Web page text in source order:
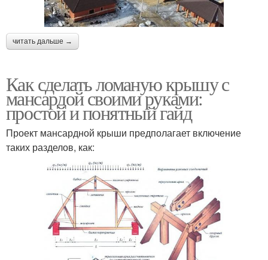
читать дальше →
Как сделать ломаную крышу с
мансардой своими руками:
простой и понятный гайд
Проект мансардной крыши предполагает включение
таких разделов, как: